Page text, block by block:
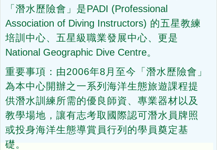
「潛水歷險會」是PADI (Professional
Association of Diving Instructors) 的五星教練
培訓中心、五星級職業發展中心、更是
National Geographic Dive Centre。
重要事項：由2006年8月至今「潛水歷險會」
為本中心開辦之一系列海洋生態旅遊課程提
供潛水訓練所需的優良師資、專業器材以及
教學場地，讓有志考取國際認可潛水員牌照
或投身海洋生態導賞員行列的學員奠定基
礎。